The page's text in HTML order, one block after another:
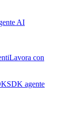
AI
Lavora con
SDK agente